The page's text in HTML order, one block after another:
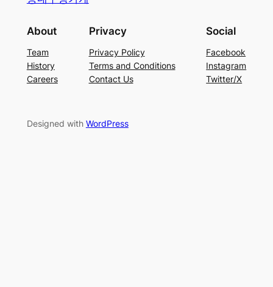
About
Team
History
Careers
Privacy
Privacy Policy
Terms and Conditions
Contact Us
Social
Facebook
Instagram
Twitter/X
Designed with WordPress